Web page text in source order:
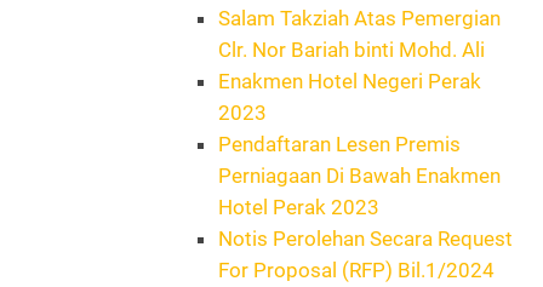
Salam Takziah Atas Pemergian
Clr. Nor Bariah binti Mohd. Ali
Enakmen Hotel Negeri Perak
2023
Pendaftaran Lesen Premis
Perniagaan Di Bawah Enakmen
Hotel Perak 2023
Notis Perolehan Secara Request
For Proposal (RFP) Bil.1/2024